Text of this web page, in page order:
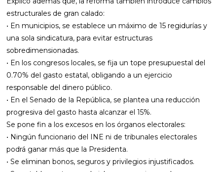
estructurales de gran calado:
• En municipios, se establece un máximo de 15 regidurías y
una sola sindicatura, para evitar estructuras
sobredimensionadas.
• En los congresos locales, se fija un tope presupuestal del
0.70% del gasto estatal, obligando a un ejercicio
responsable del dinero público.
• En el Senado de la República, se plantea una reducción
progresiva del gasto hasta alcanzar el 15%.
Se pone fin a los excesos en los órganos electorales:
• Ningún funcionario del INE ni de tribunales electorales
podrá ganar más que la Presidenta.
• Se eliminan bonos, seguros y privilegios injustificados.